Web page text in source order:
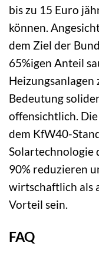
bis zu 15 Euro
können.
dem Ziel der
65%igen Anteil
Bedeutung
offensichtlich.
dem KfW40-
Solartechnologie
90% reduzieren
wirtschaftlich als
Vorteil sein.
FAQ